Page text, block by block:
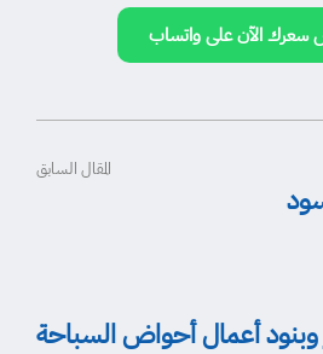
الآن على واتساب
المقال السابق
وبنود أعمال أحواض السباحة